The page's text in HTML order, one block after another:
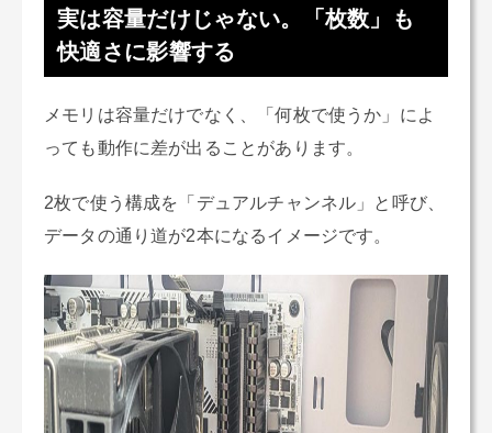
実は容量だけじゃない。「枚数」も
快適さに影響する
メモリは容量だけでなく、「何枚で使うか」によ
っても動作に差が出ることがあります。
2枚で使う構成を「デュアルチャンネル」と呼び、
データの通り道が2本になるイメージです。